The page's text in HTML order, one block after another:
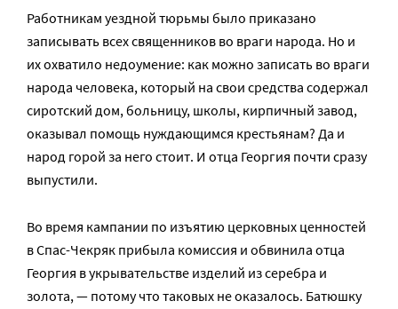
Работникам уездной тюрьмы было приказано
записывать всех священников во враги народа. Но и
их охватило недоумение: как можно записать во враги
народа человека, который на свои средства содержал
сиротский дом, больницу, школы, кирпичный завод,
оказывал помощь нуждающимся крестьянам? Да и
народ горой за него стоит. И отца Георгия почти сразу
выпустили.
Во время кампании по изъятию церковных ценностей
в Спас-Чекряк прибыла комиссия и обвинила отца
Георгия в укрывательстве изделий из серебра и
золота, — потому что таковых не оказалось. Батюшку